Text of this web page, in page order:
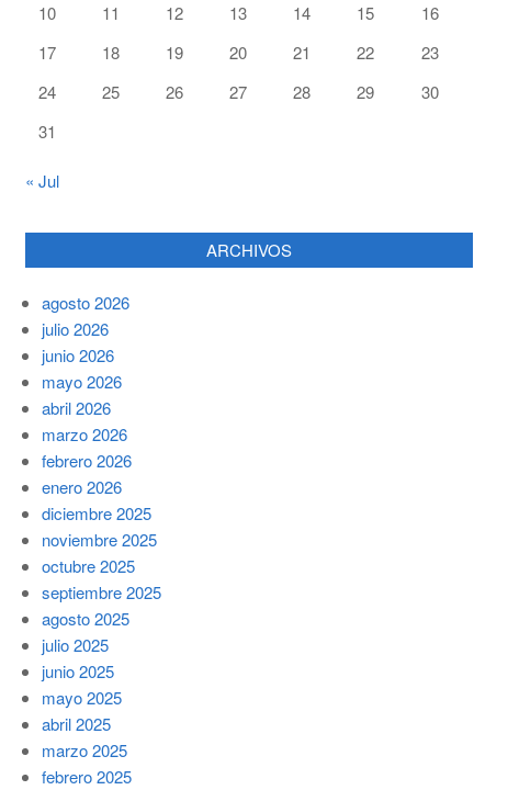
10
11 12 13 14 15
16
17
18 19 20 21 22
23
24
25 26 27 28 29
30
31
« Jul
ARCHIVOS
agosto 2026
julio 2026
junio 2026
mayo 2026
abril 2026
marzo 2026
febrero 2026
enero 2026
diciembre 2025
noviembre 2025
octubre 2025
septiembre 2025
agosto 2025
julio 2025
junio 2025
mayo 2025
abril 2025
marzo 2025
febrero 2025